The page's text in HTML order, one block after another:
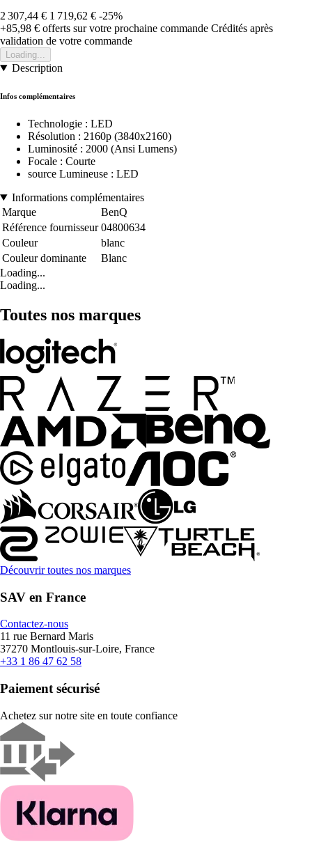
2 307,44 € 1 719,62 € -25%
+85,98 € offerts sur votre prochaine commande Crédités après
validation de votre commande
Loading...
Description
Infos complémentaires
Technologie : LED
Résolution : 2160p (3840x2160)
Luminosité : 2000 (Ansi Lumens)
Focale : Courte
source Lumineuse : LED
Informations complémentaires
Marque
BenQ
Référence fournisseur 04800634
Couleur
blanc
Couleur dominante
Blanc
Loading...
Loading...
Toutes nos marques
Découvrir toutes nos marques
SAV en France
Contactez-nous
11 rue Bernard Maris
37270 Montlouis-sur-Loire, France
+33 1 86 47 62 58
Paiement sécurisé
Achetez sur notre site en toute confiance